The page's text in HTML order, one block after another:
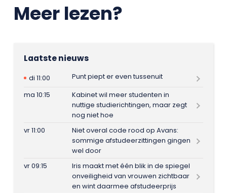
Meer lezen?
Laatste nieuws
di 11:00
Punt piept er even tussenuit
ma 10:15
Kabinet wil meer studenten in
nuttige studierichtingen, maar zegt
nog niet hoe
vr 11:00
Niet overal code rood op Avans:
sommige afstudeerzittingen gingen
wel door
vr 09:15
Iris maakt met één blik in de spiegel
onveiligheid van vrouwen zichtbaar
en wint daarmee afstudeerprijs